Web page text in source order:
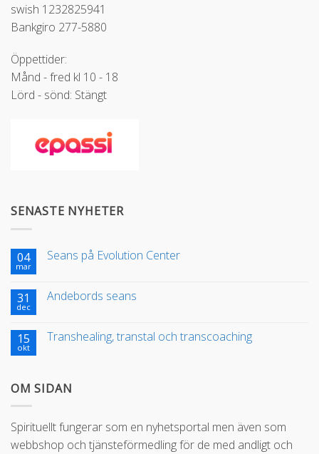
swish 1232825941
Bankgiro 277-5880
Öppettider:
Månd - fred kl 10 - 18
Lörd - sönd: Stängt
SENASTE NYHETER
04
mar
Seans på Evolution Center
31
dec
Andebords seans
15
okt
Transhealing, transtal och transcoaching
OM SIDAN
Spirituellt fungerar som en nyhetsportal men även som
webbshop och tjänsteförmedling för de med andligt och